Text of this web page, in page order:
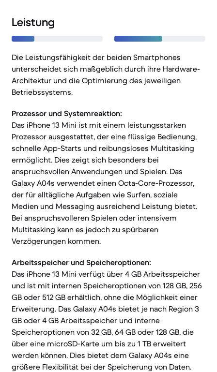
Leistung
Die Leistungsfähigkeit der beiden Smartphones
unterscheidet sich maßgeblich durch ihre Hardware-
Architektur und die Optimierung des jeweiligen
Betriebssystems.
Prozessor und Systemreaktion:
Das iPhone 13 Mini ist mit einem leistungsstarken
Prozessor ausgestattet, der eine flüssige Bedienung,
schnelle App-Starts und reibungsloses Multitasking
ermöglicht. Dies zeigt sich besonders bei
anspruchsvollen Anwendungen und Spielen. Das
Galaxy A04s verwendet einen Octa-Core-Prozessor,
der für alltägliche Aufgaben wie Surfen, soziale
Medien und Messaging ausreichend Leistung bietet.
Bei anspruchsvolleren Spielen oder intensivem
Multitasking kann es jedoch zu spürbaren
Verzögerungen kommen.
Arbeitsspeicher und Speicheroptionen:
Das iPhone 13 Mini verfügt über 4 GB Arbeitsspeicher
und ist mit internen Speicheroptionen von 128 GB, 256
GB oder 512 GB erhältlich, ohne die Möglichkeit einer
Erweiterung. Das Galaxy A04s bietet je nach Region 3
GB oder 4 GB Arbeitsspeicher und interne
Speicheroptionen von 32 GB, 64 GB oder 128 GB, die
über eine microSD-Karte um bis zu 1 TB erweitert
werden können. Dies bietet dem Galaxy A04s eine
größere Flexibilität bei der Speicherung von Daten.